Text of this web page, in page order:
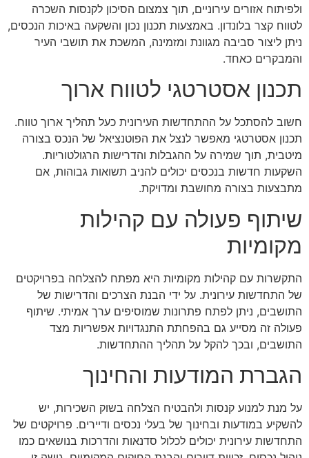
ולפיתוח אזורים עירוניים, תוך צמצום הסיכון לקנסות השכרה
לטווח קצר בלונדון. באמצעות תכנון נכון והשקעה באיכות הנכסים,
ניתן ליצור סביבה מגוונת ומזמינה, המשכת את תושבי העיר
והמבקרים כאחד.
תכנון אסטרטגי לטווח ארוך
חשוב להסתכל על ההתחדשות העירונית כעל תהליך ארוך טווח.
תכנון אסטרטגי מאפשר לנצל את הפוטנציאל של הנכס בצורה
מיטבית, תוך שמירה על ההגבלות והדרישות הרגולטוריות.
השקעות חדשות בנכסים יכולים להניב תשואות גבוהות, אם
מתבצעות בצורה מחושבת ומדויקת.
שיתוף פעולה עם קהילות
מקומיות
התקשרות עם קהילות מקומיות היא מפתח להצלחה בפרויקטים
של התחדשות עירונית. על ידי הבנת הצרכים והדרישות של
התושבים, ניתן לפתח פתרונות שמוסיפים ערך אמיתי. שיתוף
פעולה זה מסייע גם בהפחתת התנגדויות אפשריות מצד
התושבים, ובכך להקל על תהליך ההתחדשות.
הגברת המודעות והחינוך
על מנת למנוע קנסות ולהבטיח הצלחה בשוק השכירות, יש
להשקיע במודעות ובחינוך של בעלי נכסים ודיירים. פרויקטים של
התחדשות עירונית יכולים לכלול סדנאות והדרכות בנושאים כמו